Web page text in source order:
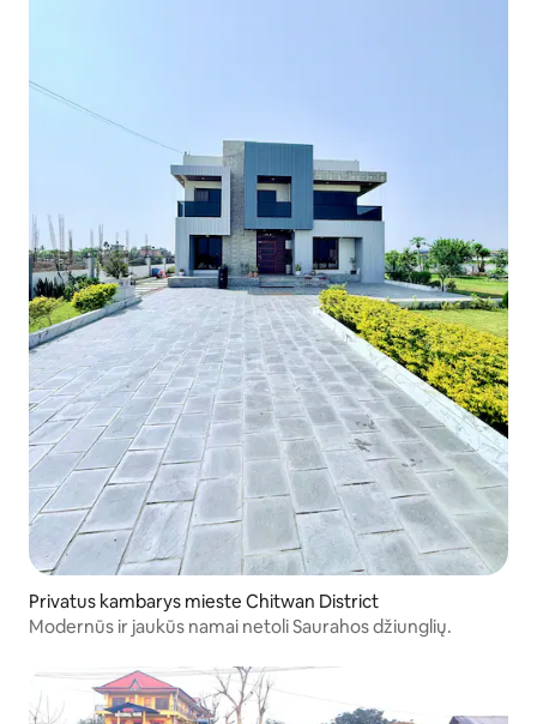
Privatus kambarys mieste Chitwan District
Modernūs ir jaukūs namai netoli Saurahos džiunglių.